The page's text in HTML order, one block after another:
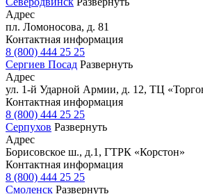
Адрес
пл. Ломоносова, д. 81
Контактная информация
8 (800) 444 25 25
Сергиев Посад Развернуть
Адрес
ул. 1-й Ударной Армии, д. 12, ТЦ
Контактная информация
8 (800) 444 25 25
Серпухов Развернуть
Адрес
Борисовское ш., д.1, ГТРК «Корстон»
Контактная информация
8 (800) 444 25 25
Смоленск Развернуть